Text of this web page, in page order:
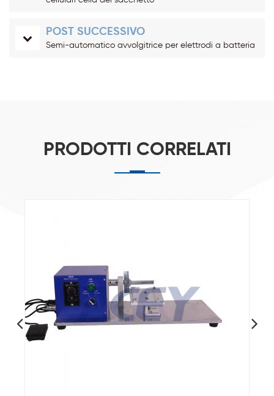
POST SUCCESSIVO
Semi-automatico avvolgitrice per elettrodi a batteria
PRODOTTI CORRELATI